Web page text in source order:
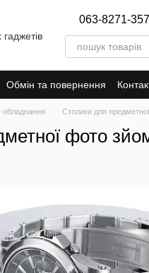
063-8271-357
Обмін та повернення
обладнання Столики для
фото